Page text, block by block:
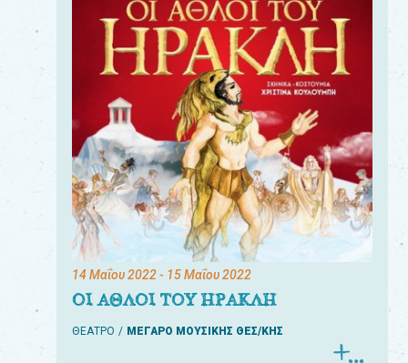
14 Μαΐου 2022- 15 Μαΐου 2022
ΟΙ ΑΘΛΟΙ ΤΟΥ ΗΡΑΚΛΗ
ΘΕΑΤΡΟ ΜΕΓΑΡΟ ΜΟΥΣΙΚΗΣ ΘΕΣ/ΚΗΣ